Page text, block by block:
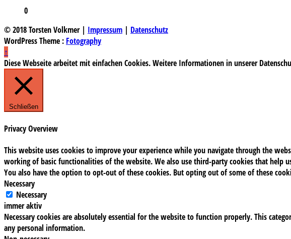
0
© 2018 Torsten Volkmer | Impressum | Datenschutz
WordPress Theme : Fotography
↑
Diese Webseite arbeitet mit einfachen Cookies. Weitere Informationen in unserer
Schließen
Privacy Overview
This website uses cookies to improve your experience while you navigate through the
working of basic functionalities of the website. We also use third-party cookies that help
You also have the option to opt-out of these cookies. But opting out of some of these
Necessary
Necessary
immer aktiv
Necessary cookies are absolutely essential for the website to function properly. This
any personal information.